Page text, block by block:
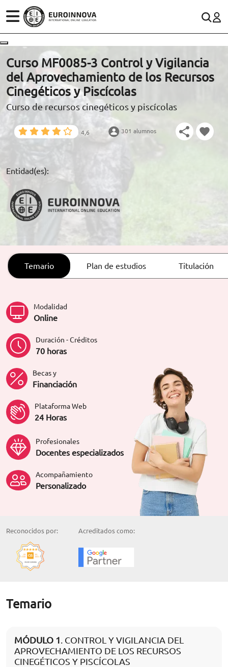
ÁREAS
ESTUDIOS
CONOCE EUROINNOVA
BECAS Y FINANCIACIÓN
RECURSOS EDUCATIVOS
ARTÍCULOS
CONTACTO
(+34)958 050 200(gratuito en España)
900 831 200
formacion@euroinnova.com
TRABAJA CON NOSOTROS
Curso MF0085-3 Control y Vigilancia
del Aprovechamiento de los Recursos
Cinegéticos y Piscícolas
Curso de recursos cinegéticos y piscícolas
4,6 301 alumnos
Entidad(es):
Temario Plan de estudios Titulación
Modalidad
Online
Duración - Créditos
70 horas
Becas y
Financiación
Plataforma Web
24 Horas
Profesionales
Docentes especializados
Acompañamiento
Personalizado
Reconocidos por: Acreditados como:
Temario
MÓDULO 1. CONTROL Y VIGILANCIA DEL
APROVECHAMIENTO DE LOS RECURSOS
CINEGÉTICOS Y PISCÍCOLAS